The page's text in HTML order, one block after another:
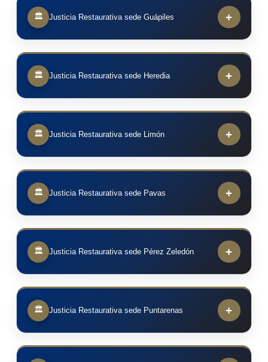
🏛 Justicia Restaurativa sede Guápiles +
🏛 Justicia Restaurativa sede Heredia +
🏛 Justicia Restaurativa sede Limón +
🏛 Justicia Restaurativa sede Pavas +
🏛 Justicia Restaurativa sede Pérez Zeledón +
🏛 Justicia Restaurativa sede Puntarenas +